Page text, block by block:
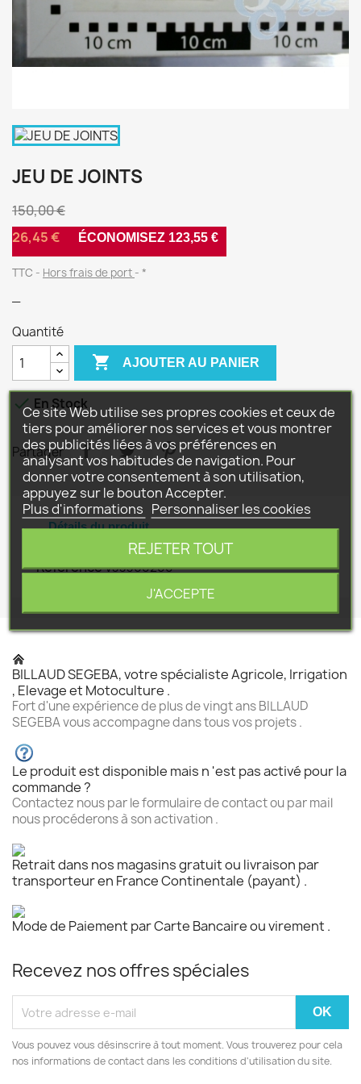
JEU DE JOINTS
150,00 €
26,45 €
ÉCONOMISEZ 123,55 €
TTC Hors frais de port *
Quantité
 AJOUTER AU PANIER
 En Stock
Partager
Détails du produit
RéférenceV33360200
BILLAUD SEGEBA, votre spécialiste Agricole, Irrigation
, Elevage et Motoculture .
Fort d'une expérience de plus de vingt ans BILLAUD
SEGEBA vous accompagne dans tous vos projets .
Le produit est disponible mais n 'est pas activé pour la
commande ?
Contactez nous par le formulaire de contact ou par mail
nous procéderons à son activation .
Retrait dans nos magasins gratuit ou livraison par
transporteur en France Continentale (payant) .
Mode de Paiement par Carte Bancaire ou virement .
Recevez nos offres spéciales
Vous pouvez vous désinscrire à tout moment. Vous trouverez pour cela
nos informations de contact dans les conditions d'utilisation du site.
Ce site Web utilise ses propres cookies et ceux de
tiers pour améliorer nos services et vous montrer
des publicités liées à vos préférences en
analysant vos habitudes de navigation. Pour
donner votre consentement à son utilisation,
appuyez sur le bouton Accepter.
Plus d'informations Personnaliser les cookies
REJETER TOUT
J'ACCEPTE